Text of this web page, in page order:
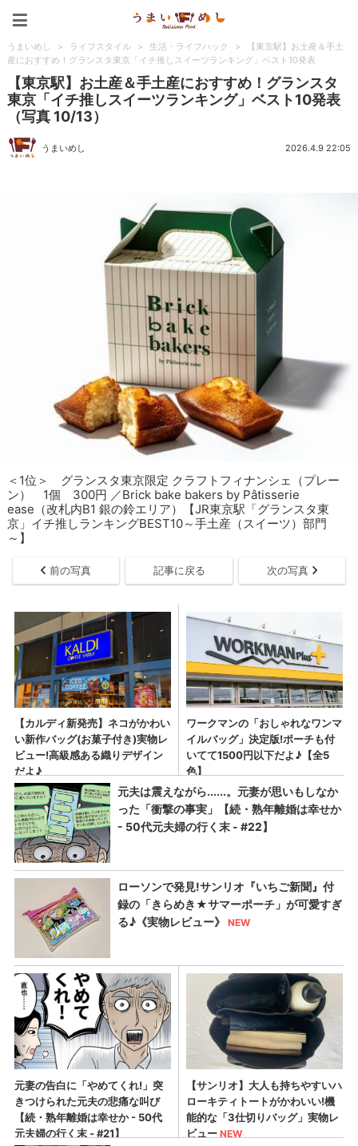
うまいめし > ライフスタイル > 生活・ライフハック >
【東京駅】お土産＆手土
産におすすめ！グランスタ東京「イチ推しスイーツランキング」ベスト10発表
【東京駅】お土産＆手土産におすすめ！グランスタ
東京「イチ推しスイーツランキング」ベスト10発表
（写真 10/13）
うまいめし 2026.4.9 22:05
＜1位＞ グランスタ東京限定 クラフトフィナンシェ（プレー
ン） 1個 300円 ／Brick bake bakers by Pâtisserie
ease（改札内B1 銀の鈴エリア）【JR東京駅「グランスタ東
京」イチ推しランキングBEST10～手土産（スイーツ）部門
～】
前の写真 記事に戻る 次の写真